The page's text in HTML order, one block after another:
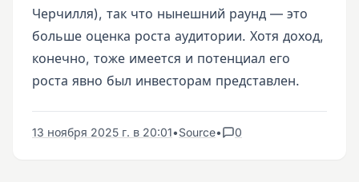
Черчилля), так что нынешний раунд — это
больше оценка роста аудитории. Хотя доход,
конечно, тоже имеется и потенциал его
роста явно был инвесторам представлен.
13 ноября 2025 г. в 20:01•Source• 0